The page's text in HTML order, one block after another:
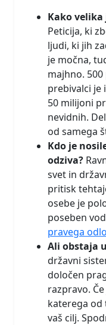
Kako
Peticija, ki
ljudi, ki jih
je močna,
majhno.
prebivalci je
50 milijoni
nevidnih.
od samega
Kdo je
odziva?
svet in
pritisk
osebe je
poseben
pravega
Ali obstaja
državni
določen
razpravo.
katerega od
vaš cilj.